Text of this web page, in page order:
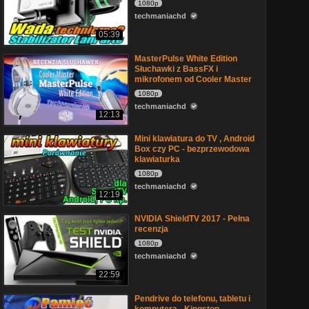
05:39
1080p
techmaniachd
12:13
MasterPulse White Edition
Słuchawki z BassFX i
mikrofonem od Cooler Master
1080p
techmaniachd
12:19
Mini klawiatura do TV , Android
Box czy PC - bezprzewodowa
klawiaturka
1080p
techmaniachd
22:59
NVIDIA ShieldTV 2017 - Pełna
recenzja
1080p
techmaniachd
Pendrive do telefonu, tabletu i